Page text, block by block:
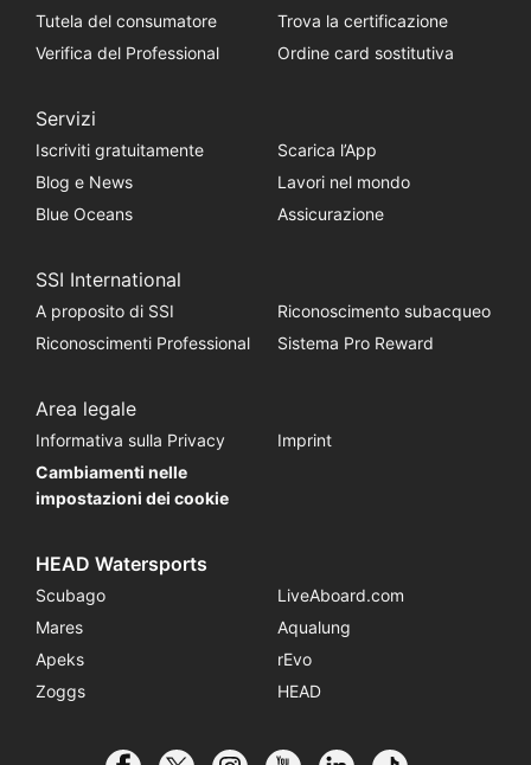
Tutela del consumatore
Trova la certificazione
Verifica del Professional
Ordine card sostitutiva
Servizi
Iscriviti gratuitamente
Scarica l’App
Blog e News
Lavori nel mondo
Blue Oceans
Assicurazione
SSI International
A proposito di SSI
Riconoscimento subacqueo
Riconoscimenti Professional
Sistema Pro Reward
Area legale
Informativa sulla Privacy
Imprint
Cambiamenti nelle
impostazioni dei cookie
HEAD Watersports
Scubago
LiveAboard.com
Mares
Aqualung
Apeks
rEvo
Zoggs
HEAD